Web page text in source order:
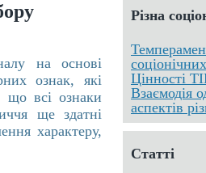
на основі
ознак, які
що всі ознаки
ще здатні
характеру,
Різна
Цінності
Взаємодія
аспектів
Статті